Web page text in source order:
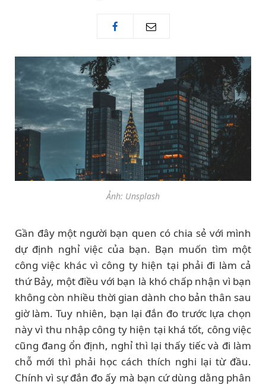
Ảnh: Unsplash
Gần đây một người bạn quen có chia sẻ với mình
dự định nghỉ việc của bạn. Bạn muốn tìm một
công việc khác vì công ty hiện tại phải đi làm cả
thứ Bảy, một điều với bạn là khó chấp nhận vì bạn
không còn nhiều thời gian dành cho bản thân sau
giờ làm. Tuy nhiên, bạn lại đắn đo trước lựa chọn
này vì thu nhập công ty hiện tại khá tốt, công việc
cũng đang ổn định, nghỉ thì lại thấy tiếc và đi làm
chỗ mới thì phải học cách thích nghi lại từ đầu.
Chính vì sự đắn đo ấy mà bạn cứ dùng dằng phân